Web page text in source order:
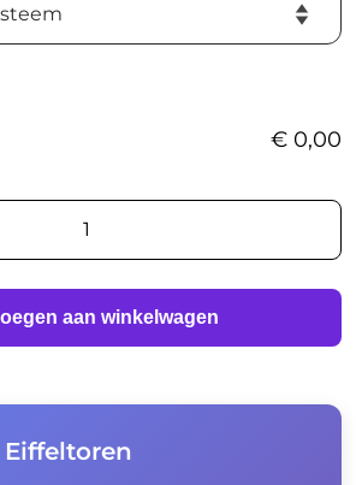
€ 0,00
aan winkelwagen
Eiffeltoren